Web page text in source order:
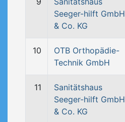
Seeger-hilft GmbH
& Co. KG
10
OTB Orthopädie-
Technik GmbH
11
Sanitätshaus
Seeger-hilft GmbH
& Co. KG